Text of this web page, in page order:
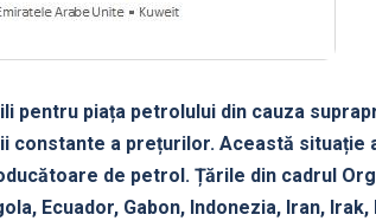
pentru piața petrolului din cauza
constante a prețurilor. Această situație
de petrol. Țările din cadrul
Ecuador, Gabon, Indonezia, Iran,